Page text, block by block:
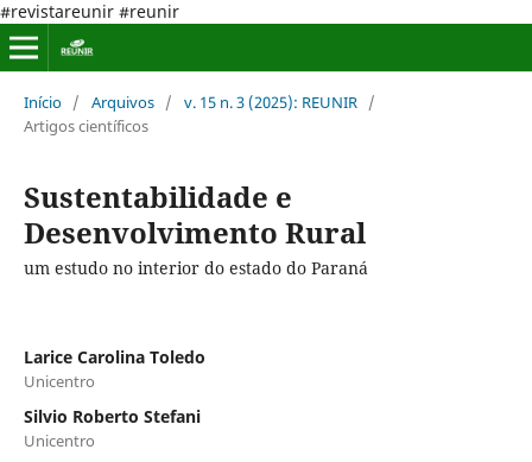
#revistareunir #reunir
Início / Arquivos / v. 15 n. 3 (2025): REUNIR /
Artigos científicos
Sustentabilidade e
Desenvolvimento Rural
um estudo no interior do estado do Paraná
Larice Carolina Toledo
Unicentro
Silvio Roberto Stefani
Unicentro